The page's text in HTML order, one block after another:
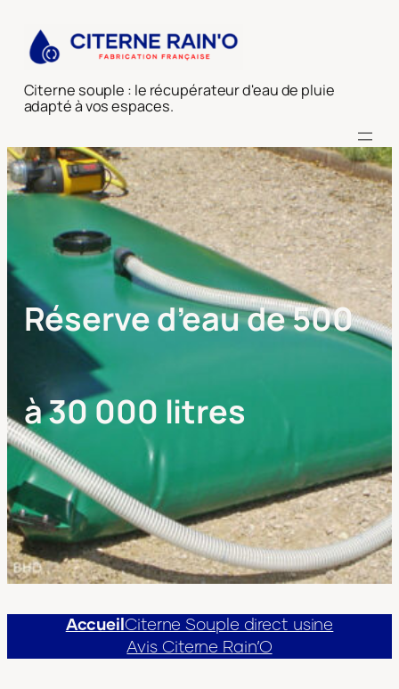
Citerne souple : le récupérateur d'eau de pluie
adapté à vos espaces.
Réserve d’eau de 500
à 30 000 litres
Accueil Citerne Souple direct usine
Avis Citerne Rain’O